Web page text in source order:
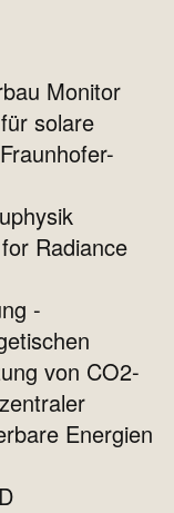
Monitor
solare
Radiance
-
von CO2-
Energien